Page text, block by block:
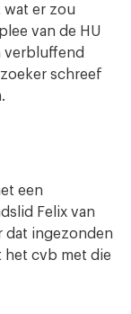
wat er zou
van de HU
verbluffend
schreef
een
Felix van
dat ingezonden
het cvb met die